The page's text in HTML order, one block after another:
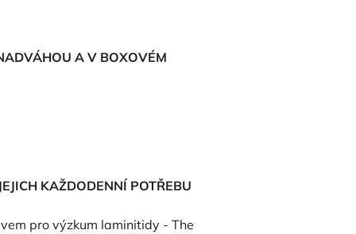
A V BOXOVÉM
KAŽDODENNÍ POTŘEBU
pro výzkum laminitidy - The